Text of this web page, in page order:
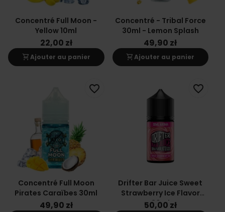
Concentré Full Moon -
Yellow 10ml
22,00 zł
shopping_cartAjouter au panier
Concentré - Tribal Force
30ml - Lemon Splash
49,90 zł
shopping_cartAjouter au panier
Concentré Full Moon
Pirates Caraïbes 30ml
49,90 zł
favorite_border
Drifter Bar Juice Sweet
Strawberry Ice Flavor
30ml
50,00 zł
favorite_border